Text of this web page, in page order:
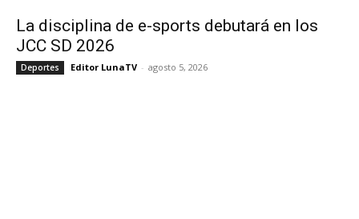
La disciplina de e-sports debutará en los
JCC SD 2026
Deportes Editor LunaTV - agosto 5, 2026